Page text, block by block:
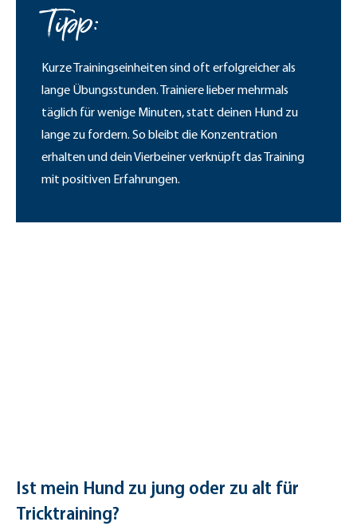
Tipp:
Kurze Trainingseinheiten sind oft erfolgreicher als
lange Übungsstunden. Trainiere lieber mehrmals
täglich für wenige Minuten, statt deinen Hund zu
lange zu fordern. So bleibt die Konzentration
erhalten und dein Vierbeiner verknüpft das Training
mit positiven Erfahrungen.
Ist mein Hund zu jung oder zu alt für
Tricktraining?